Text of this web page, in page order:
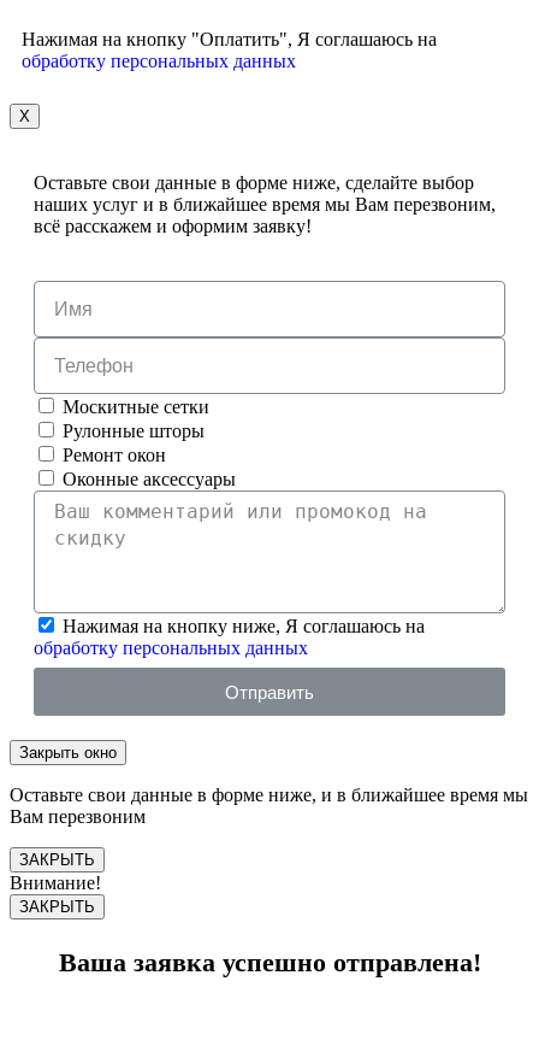
Нажимая на кнопку "Оплатить", Я соглашаюсь на
обработку персональных данных
X
Оставьте свои данные в форме ниже, сделайте выбор
наших услуг и в ближайшее время мы Вам перезвоним,
всё расскажем и оформим заявку!
Москитные сетки
Рулонные шторы
Ремонт окон
Оконные аксессуары
Нажимая на кнопку ниже, Я соглашаюсь на
обработку персональных данных
Отправить
Закрыть окно
Оставьте свои данные в форме ниже, и в ближайшее время мы
Вам перезвоним
ЗАКРЫТЬ
Внимание!
ЗАКРЫТЬ
Ваша заявка успешно отправлена!